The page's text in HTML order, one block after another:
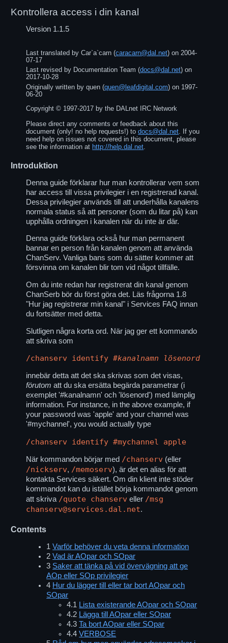
Kontrollera access i din kanal
Version 1.1.5
Last translated byCar`a`carn (caracarn@dal.net) on2004-
07-17
Last revised by Documentation Team (docs@dal.net) on
2017-10-28
Originally written byquen (quen@leafdigital.com) on 1997-
06-20
Copyright © 1997-2017 by the DALnet IRC Network
Please direct any comments or feedback about this
document (only! no help requests!) todocs@dal.net. If you
need help on issues not covered in this document, please
see the information at http://help.dal.net.
Introduktion
Denna guide förklarar hur man kontrollerar vem som
har access till vissa privilegier i en registrerad kanal.
Dessa privilegier används till att underhålla kanalens
normala status så att personer (som du litar på) kan
upphålla ordningen i kanalen när du inte är där.
Denna guide förklara också hur man permanent
bannar en person från kanalen genom att använda
ChanServ. Vanliga bans som du sätter kommer att
försvinna om kanalen blir tom vid något tillfälle.
Om du inte redan har registrerat din kanal genom
ChanSerb bör du först göra det. Läs frågorna 1.8
"Hur jag registrerar min kanal" i Services FAQ innan
du fortsätter med detta.
Slutligen några korta ord. När jag ger ett kommando
att skriva som
/chanserv identify#kanalnamn lösenord
innebär detta att det ska skrivas som det visas,
förutom att du ska ersätta begärda parametrar (i
exemplet '#kanalnamn' och 'lösenord') med lämplig
information. For instance, in the above example, if
your password was 'apple' and your channel was
'#mychannel', you would actually type
/chanserv identify #mychannel apple
När kommandon börjar med /chanserv (eller
/nickserv, /memoserv), är det en alias för att
kontakta Services säkert. Om din klient inte stöder
kommandot kan du istället börja kommandot genom
att skriva /quote chanserv eller /msg
chanserv@services.dal.net.
Contents
1Varför behöver du veta denna information
2Vad är AOpar och SOpar
3 Saker att tänka på vid övervägning att ge
AOp eller SOp privilegier
4 Hur du lägger till eller tar bort AOpar och
SOpar
4.1 Lista existerande AOpar och SOpar
4.2 Lägga till AOpar eller SOpar
4.3Ta bort AOpar eller SOpar
4.4VERBOSE